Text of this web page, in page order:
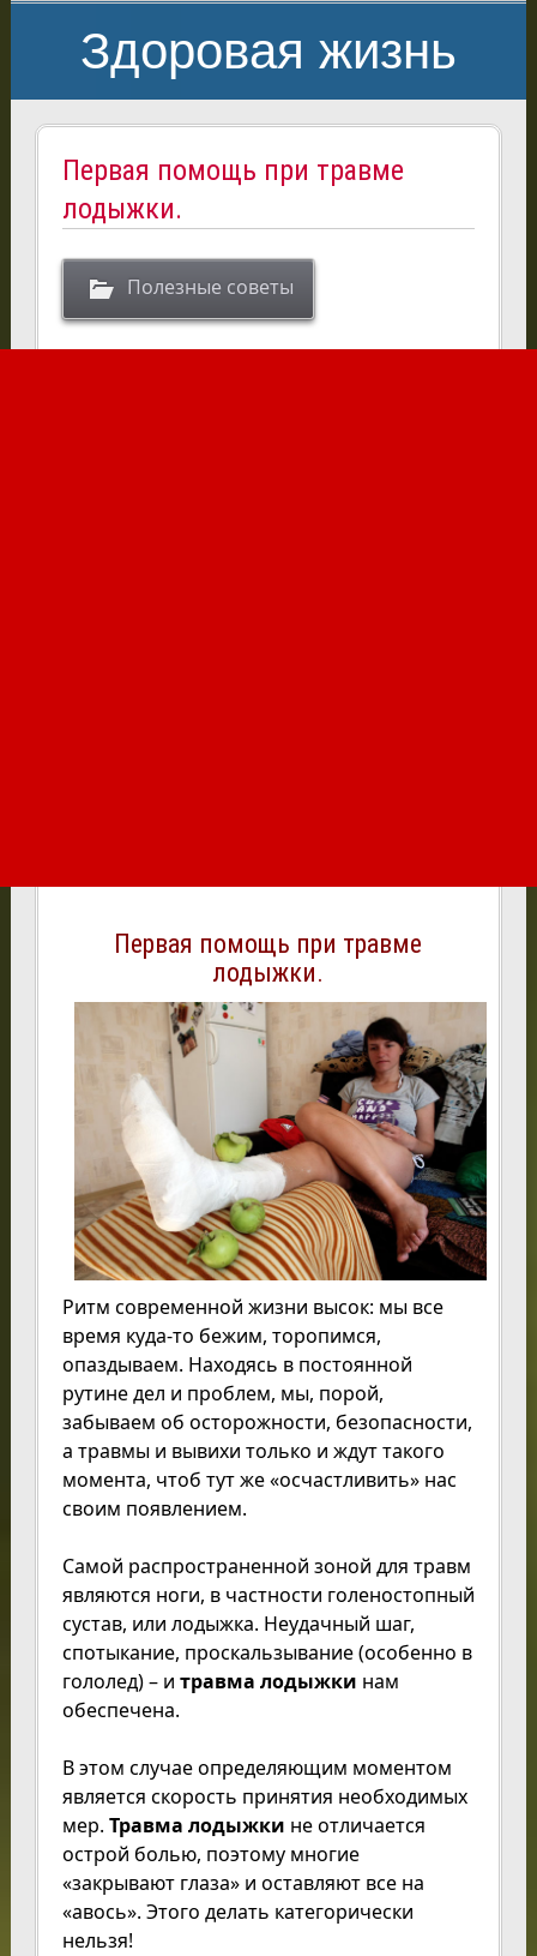
Здоровая жизнь
Первая помощь при травме
лодыжки.
Полезные советы
Первая помощь при травме
лодыжки.
Ритм современной жизни высок: мы все
время куда-то бежим, торопимся,
опаздываем. Находясь в постоянной
рутине дел и проблем, мы, порой,
забываем об осторожности, безопасности,
а травмы и вывихи только и ждут такого
момента, чтоб тут же «осчастливить» нас
своим появлением.
Самой распространенной зоной для травм
являются ноги, в частности голеностопный
сустав, или лодыжка. Неудачный шаг,
спотыкание, проскальзывание (особенно в
гололед) – и травма лодыжки нам
обеспечена.
В этом случае определяющим моментом
является скорость принятия необходимых
мер. Травма лодыжки не отличается
острой болью, поэтому многие
«закрывают глаза» и оставляют все на
«авось». Этого делать категорически
нельзя!